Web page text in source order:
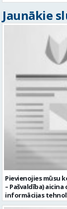
Jaunākie
Pievienojies mūsu
– Pašvaldība)
informācijas
Darba vieta: